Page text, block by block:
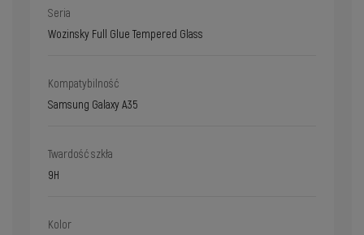
Seria
Wozinsky Full Glue Tempered Glass
Kompatybilność
Samsung Galaxy A35
Twardość szkła
9H
Kolor